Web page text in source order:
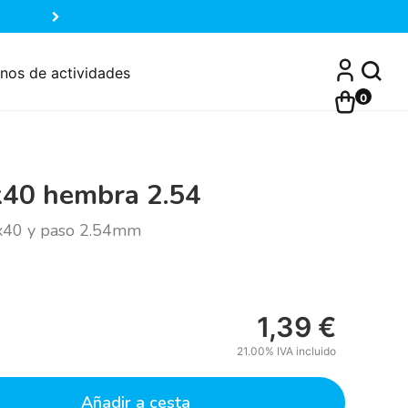
0
de actividades
hembra 2.54
y paso 2.54mm
1,39 €
21.00% IVA incluido
Añadir a cesta